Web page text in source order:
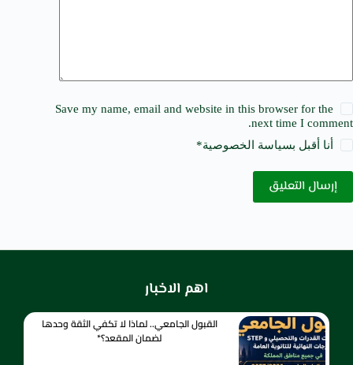
Save my name, email and website in this browser for the
next time I comment.
أنا أقبل بسياسة الخصوصية*
إرسال التعليق
اهم الاخبار
القبول الجامعي.. لماذا لا تكفي الثقة وحدها
لضمان المقعد؟*